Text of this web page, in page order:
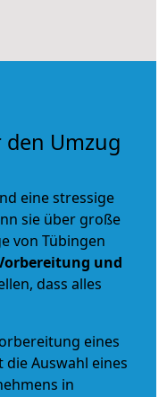
Umzug
eine stressige
sie über große
von Tübingen
und
dass alles
eines
Auswahl eines
in